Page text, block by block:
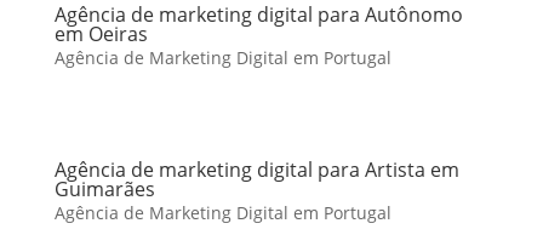
Agência de marketing digital para Autônomo
em Oeiras
Agência de Marketing Digital em Portugal
Agência de marketing digital para Artista em
Guimarães
Agência de Marketing Digital em Portugal